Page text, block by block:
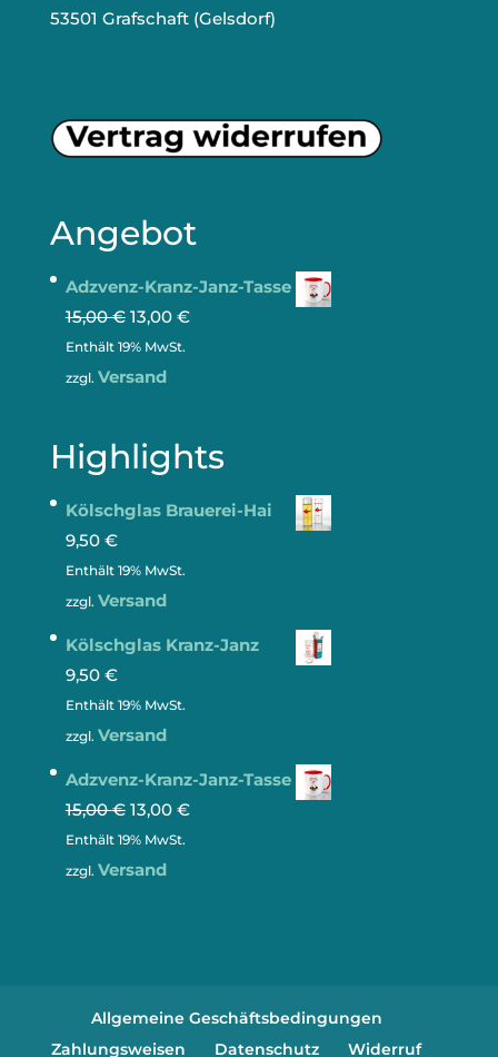
53501 Grafschaft (Gelsdorf)
Angebot
Adzvenz-Kranz-Janz-Tasse
15,00€ 13,00 €
Enthält 19% MwSt.
zzgl. Versand
Highlights
Kölschglas Brauerei-Hai
9,50 €
Enthält 19% MwSt.
zzgl. Versand
Kölschglas Kranz-Janz
9,50 €
Enthält 19% MwSt.
zzgl. Versand
Adzvenz-Kranz-Janz-Tasse
15,00€ 13,00 €
Enthält 19% MwSt.
zzgl. Versand
Allgemeine Geschäftsbedingungen
Zahlungsweisen
Datenschutz Widerruf